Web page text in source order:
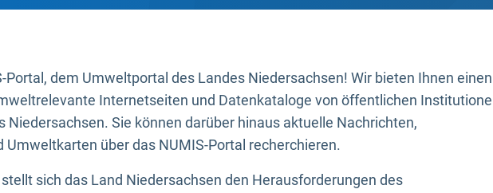
dem Umweltportal des Landes Niedersachsen! Wir bieten Ihnen einen
Internetseiten und Datenkataloge von öffentlichen
Niedersachsen. Sie können darüber hinaus aktuelle Nachrichten,
über das NUMIS-Portal recherchieren.
sich das Land Niedersachsen den Herausforderungen des